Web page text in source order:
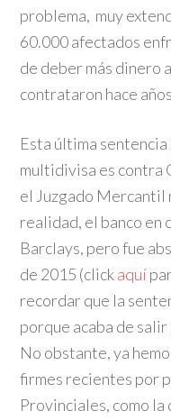
problema, muy
60.000 afectados
de deber más dinero
contrataron hace
Esta última
multidivisa es contra
el Juzgado Mercantil
realidad, el banco en
Barclays, pero fue
de 2015 (clickaquí
recordar que la
porque acaba de
No obstante, ya
firmes recientes por
Provinciales, como